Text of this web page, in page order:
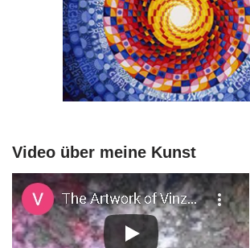
Video über meine Kunst